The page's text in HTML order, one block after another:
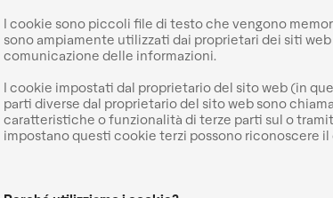
I cookie sono piccoli file di testo che vengono
sono ampiamente utilizzati dai proprietari dei siti
comunicazione delle informazioni.
I cookie impostati dal proprietario del sito web (in
parti diverse dal proprietario del sito web sono
caratteristiche o funzionalità di terze parti sul o
impostano questi cookie terzi possono riconoscere